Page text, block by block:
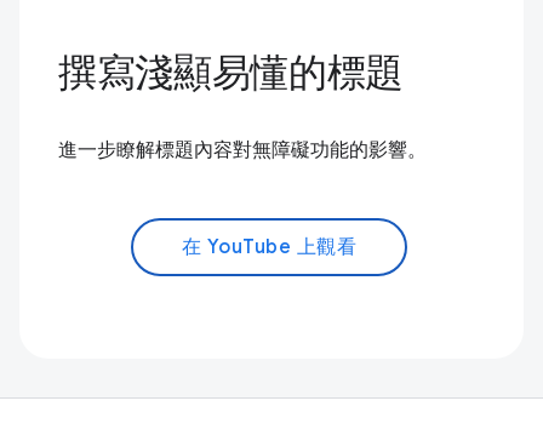
撰寫淺顯易懂的標題
進一步瞭解標題內容對無障礙功能的影響。
在 YouTube 上觀看